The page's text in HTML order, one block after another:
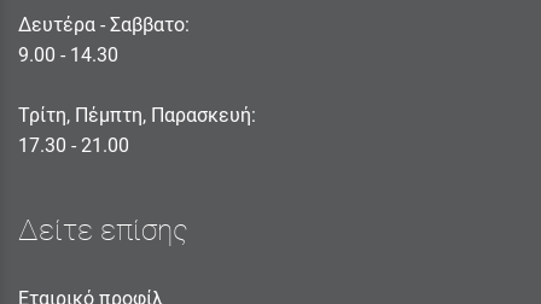
Δευτέρα - Σαββατο:
9.00 - 14.30
Τρίτη, Πέμπτη, Παρασκευή:
17.30 - 21.00
Δείτε επίσης
Εταιρικό προφίλ